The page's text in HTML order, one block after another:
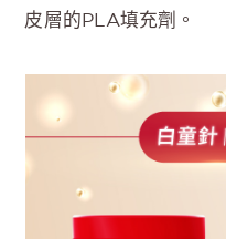
皮層的PLA填充劑。